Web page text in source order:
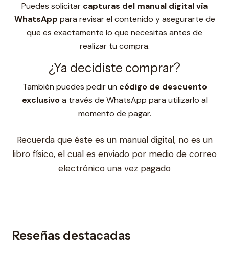
Puedes solicitar capturas del manual digital vía
WhatsApp para revisar el contenido y asegurarte de
que es exactamente lo que necesitas antes de
realizar tu compra.
¿Ya decidiste comprar?
También puedes pedir un código de descuento
exclusivoa través de WhatsApp para utilizarlo al
momento de pagar.
Recuerda que éste es un manual digital, no es un
libro físico, el cual es enviado por medio de correo
electrónico una vez pagado
Reseñas destacadas